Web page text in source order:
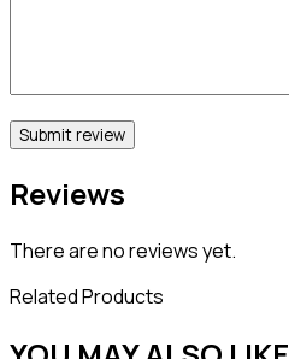
Reviews
There are no reviews yet.
Related Products